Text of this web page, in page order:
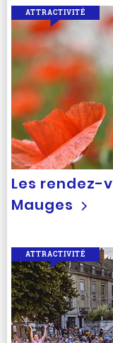
Les rendez-
Mauges
ATTRACTIVITÉ
ATTRACTIVITÉ